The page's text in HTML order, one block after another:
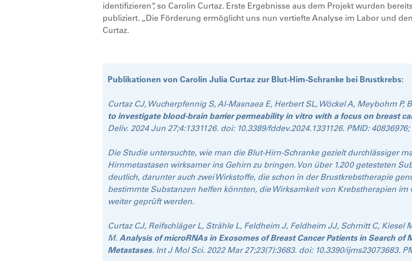
identifizieren“, so Carolin Curtaz. Erste Ergebnisse aus dem Projekt wurden
publiziert. „Die Förderung ermöglicht uns nun vertiefte Analyse im Labor und
Curtaz.
Publikationen von Carolin Julia Curtaz zur Blut-Hirn-Schranke bei Brustkrebs:
Curtaz CJ, Wucherpfennig S, Al-Masnaea E, Herbert SL, Wöckel A, Meybohm P,
to investigate blood-brain barrier permeability in vitro with a focus on breast
Deliv. 2024 Jun 27;4:1331126. doi: 10.3389/fddev.2024.1331126. PMID:
Die Studie untersuchte, wie man die Blut-Hirn-Schranke gezielt durchlässiger
Hirnmetastasen wirksamer ins Gehirn zu bringen. Von über 1.200 getesteten
deutlich, darunter auch zwei Wirkstoffe, die schon in der Brustkrebstherapie
bestimmte Substanzen helfen könnten, die Wirksamkeit von Krebstherapien
weiter geprüft werden.
Curtaz CJ, Reifschläger L, Strähle L, Feldheim J, Feldheim JJ, Schmitt C, Kiesel
M. Analysis of microRNAs in Exosomes of Breast Cancer Patients in Search of
Metastases. Int J Mol Sci. 2022 Mar 27;23(7):3683. doi: 10.3390/ijms23073683.